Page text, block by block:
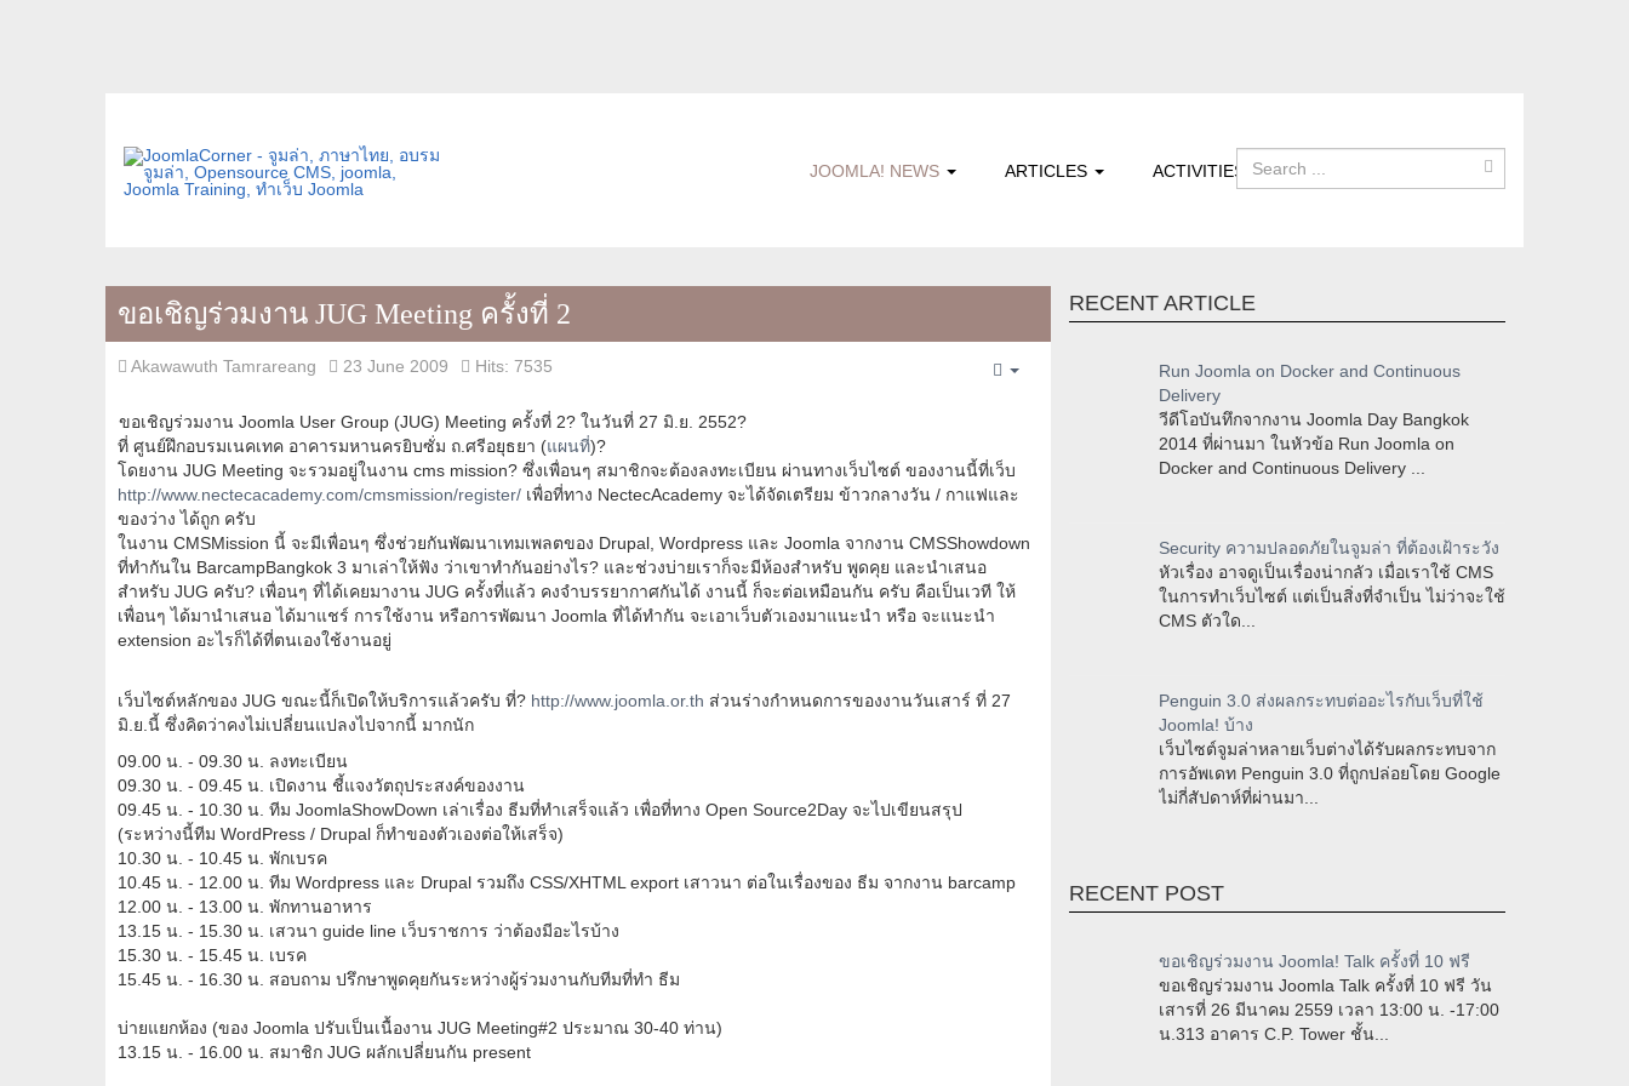
JOOMLA! NEWS ARTICLES ACTIVITIES
ขอเชิญร่วมงาน JUG Meeting ครั้งที่ 2
Akawawuth Tamrareang 23 June 2009
Hits: 7535
ขอเชิญร่วมงาน Joomla User Group (JUG) Meeting ครั้งที่ 2? ในวันที่ 27 มิ.ย. 2552?
ที่ ศูนย์ฝึกอบรมเนคเทค อาคารมหานครยิบซั่ม ถ.ศรีอยุธยา (แผนที่)?
โดยงาน JUG Meeting จะรวมอยู่ในงาน cms mission? ซึ่งเพื่อนๆ สมาชิกจะต้องลงทะเบียน ผ่านทางเว็บไซต์ ของงานนี้ที่เว็บ
http://www.nectecacademy.com/cmsmission/register/ เพื่อที่ทาง NectecAcademy จะได้จัดเตรียม ข้าวกลางวัน / กาแฟและ
ของว่าง ได้ถูก ครับ
ในงาน CMSMission นี้ จะมีเพื่อนๆ ซึ่งช่วยกันพัฒนาเทมเพลตของ Drupal, Wordpress และ Joomla จากงาน CMSShowdown
ที่ทำกันใน BarcampBangkok 3 มาเล่าให้ฟัง ว่าเขาทำกันอย่างไร? และช่วงบ่ายเราก็จะมีห้องสำหรับ พูดคุย และนำเสนอ
สำหรับ JUG ครับ? เพื่อนๆ ที่ได้เคยมางาน JUG ครั้งที่แล้ว คงจำบรรยากาศกันได้ งานนี้ ก็จะต่อเหมือนกัน ครับ คือเป็นเวที ให้
เพื่อนๆ ได้มานำเสนอ ได้มาแชร์ การใช้งาน หรือการพัฒนา Joomla ที่ได้ทำกัน จะเอาเว็บตัวเองมาแนะนำ หรือ จะแนะนำ
extension อะไรก็ได้ที่ตนเองใช้งานอยู่
เว็บไซต์หลักของ JUG ขณะนี้ก็เปิดให้บริการแล้วครับ ที่? http://www.joomla.or.th ส่วนร่างกำหนดการของงานวันเสาร์ ที่ 27
มิ.ย.นี้ ซึ่งคิดว่าคงไม่เปลี่ยนแปลงไปจากนี้ มากนัก
09.00 น. - 09.30 น. ลงทะเบียน
09.30 น. - 09.45 น. เปิดงาน ชี้แจงวัตถุประสงค์ของงาน
09.45 น. - 10.30 น. ทีม JoomlaShowDown เล่าเรื่อง ธีมที่ทำเสร็จแล้ว เพื่อที่ทาง Open Source2Day จะไปเขียนสรุป
(ระหว่างนี้ทีม WordPress / Drupal ก็ทำของตัวเองต่อให้เสร็จ)
10.30 น. - 10.45 น. พักเบรค
10.45 น. - 12.00 น. ทีม Wordpress และ Drupal รวมถึง CSS/XHTML export เสาวนา ต่อในเรื่องของ ธีม จากงาน barcamp
12.00 น. - 13.00 น. พักทานอาหาร
13.15 น. - 15.30 น. เสวนา guide line เว็บราชการ ว่าต้องมีอะไรบ้าง
15.30 น. - 15.45 น. เบรค
15.45 น. - 16.30 น. สอบถาม ปรึกษาพูดคุยกันระหว่างผู้ร่วมงานกับทีมที่ทำ ธีม
บ่ายแยกห้อง (ของ Joomla ปรับเป็นเนื้องาน JUG Meeting#2 ประมาณ 30-40 ท่าน)
13.15 น. - 16.00 น. สมาชิก JUG ผลักเปลี่ยนกัน present
RECENT ARTICLE
Run Joomla on Docker and Continuous
Delivery
วีดีโอบันทึกจากงาน Joomla Day Bangkok
2014 ที่ผ่านมา ในหัวข้อ Run Joomla on
Docker and Continuous Delivery ...
Security ความปลอดภัยในจูมล่า ที่ต้องเฝ้าระวัง
หัวเรื่อง อาจดูเป็นเรื่องน่ากลัว เมื่อเราใช้ CMS
ในการทำเว็บไซต์ แต่เป็นสิ่งที่จำเป็น ไม่ว่าจะใช้
CMS ตัวใด...
Penguin 3.0 ส่งผลกระทบต่ออะไรกับเว็บที่ใช้
Joomla! บ้าง
เว็บไซต์จูมล่าหลายเว็บต่างได้รับผลกระทบจาก
การอัพเดท Penguin 3.0 ที่ถูกปล่อยโดย Google
ไม่กี่สัปดาห์ที่ผ่านมา...
RECENT POST
ขอเชิญร่วมงาน Joomla! Talk ครั้งที่ 10 ฟรี
ขอเชิญร่วมงาน Joomla Talk ครั้งที่ 10 ฟรี วัน
เสารที่ 26 มีนาคม 2559 เวลา 13:00 น. -17:00
น.313 อาคาร C.P. Tower ชั้น...